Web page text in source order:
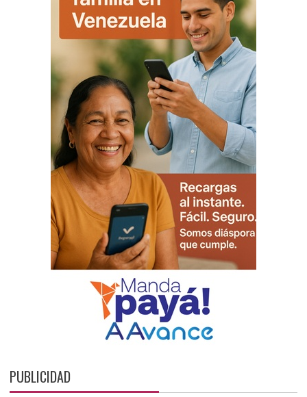
PUBLICIDAD